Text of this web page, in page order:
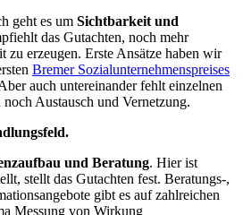
geht es um Sichtbarkeit und
das Gutachten, noch mehr
zu erzeugen. Erste Ansätze haben wir
Bremer Sozialunternehmenspreises
auch untereinander fehlt einzelnen
Austausch und Vernetzung.
und Beratung. Hier ist
stellt das Gutachten fest. Beratungs-,
gibt es auf zahlreichen
Messung von Wirkung